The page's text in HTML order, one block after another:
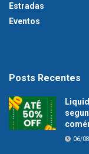
Estradas
Eventos
Posts Recentes
06/